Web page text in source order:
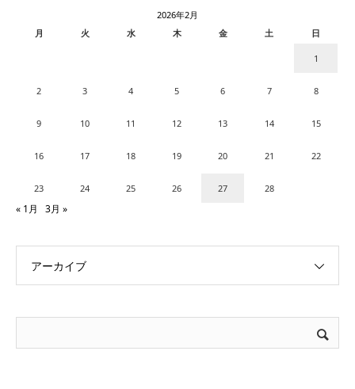
2026年2月
月
火 水 木 金 土 日
1
2 3 4 5 6 7 8
9 10 11 12 13 14 15
16 17 18 19 20 21 22
23 24 25 26 27 28
« 1月 3月 »
アーカイブ